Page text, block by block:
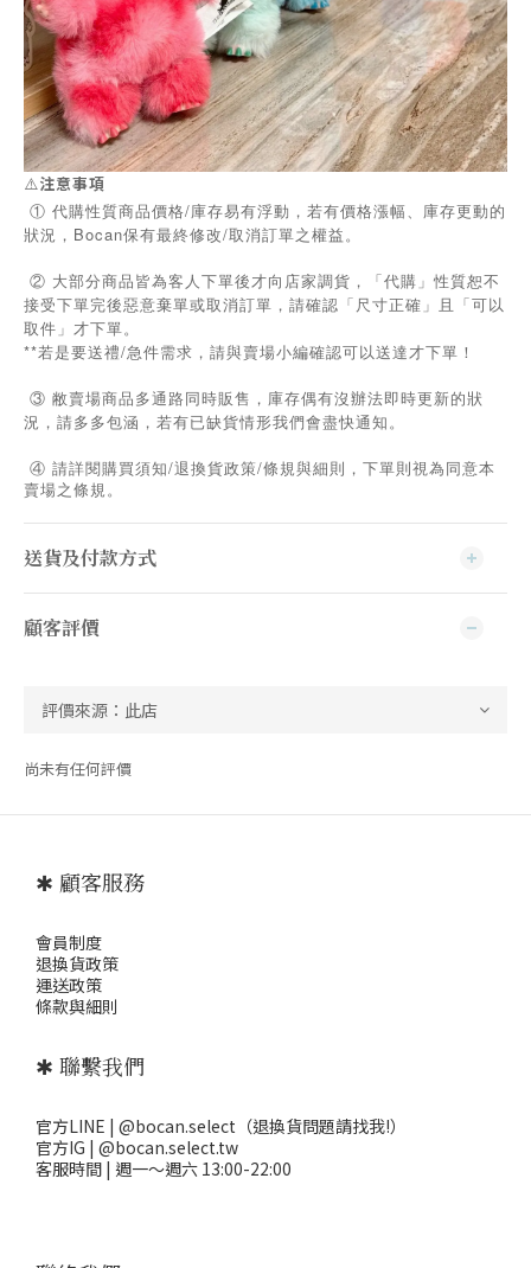
⚠️注意事項
① 代購性質商品價格/庫存易有浮動，若有價格漲幅、庫存更動的
狀況，Bocan保有最終修改/取消訂單之權益。
② 大部分商品皆為客人下單後才向店家調貨，「代購」性質恕不
接受下單完後惡意棄單或取消訂單，請確認「尺寸正確」且「可以
取件」才下單。
**若是要送禮/急件需求，請與賣場小編確認可以送達才下單！
③ 敝賣場商品多通路同時販售，庫存偶有沒辦法即時更新的狀
況，請多多包涵，若有已缺貨情形我們會盡快通知。
④ 請詳閱購買須知/退換貨政策/條規與細則，下單則視為同意本
賣場之條規。
送貨及付款方式
顧客評價
尚未有任何評價
✱ 顧客服務
會員制度
退換貨政策
運送政策
條款與細則
✱ 聯繫我們
官方LINE | @bocan.select（退換貨問題請找我!）
官方IG | @bocan.select.tw
客服時間 | 週一～週六 13:00-22:00